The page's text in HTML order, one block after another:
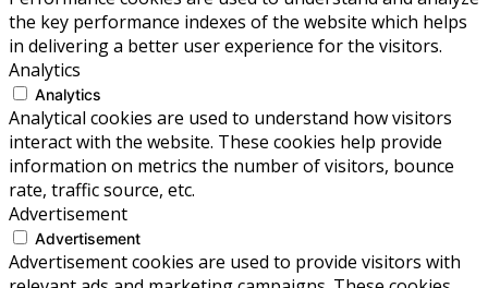
the key performance indexes of the website which helps
in delivering a better user experience for the visitors.
Analytics
Analytics
Analytical cookies are used to understand how visitors
interact with the website. These cookies help provide
information on metrics the number of visitors, bounce
rate, traffic source, etc.
Advertisement
Advertisement
Advertisement cookies are used to provide visitors with